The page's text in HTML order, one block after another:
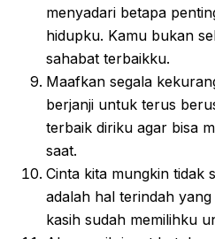
menyadari betapa
hidupku. Kamu bukan
sahabat terbaikku.
Maafkan segala
berjanji untuk terus
terbaik diriku agar bisa
saat.
Cinta kita mungkin tidak
adalah hal terindah
kasih sudah memilihku